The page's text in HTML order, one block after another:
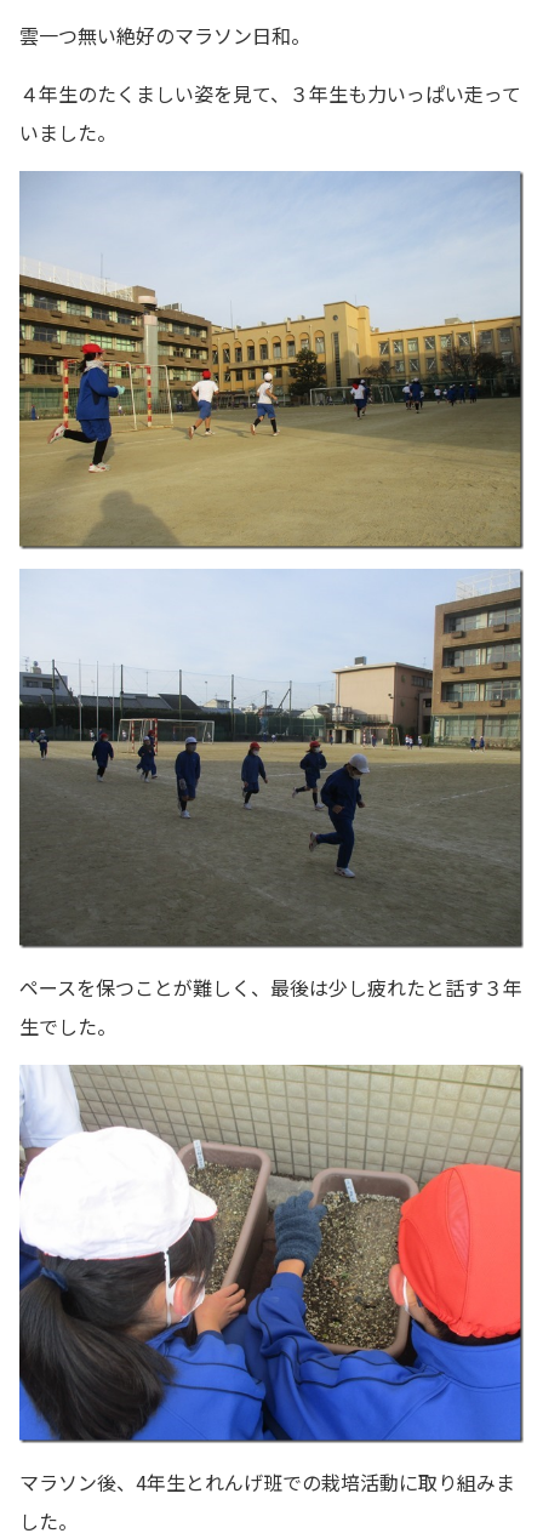
雲一つ無い絶好のマラソン日和。
４年生のたくましい姿を見て、３年生も力いっぱい走って
いました。
ペースを保つことが難しく、最後は少し疲れたと話す３年
生でした。
マラソン後、4年生とれんげ班での栽培活動に取り組みま
した。